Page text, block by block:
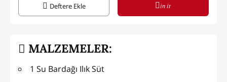
Deftere Ekle in it
MALZEMELER:
1 Su Bardağı Ilık Süt